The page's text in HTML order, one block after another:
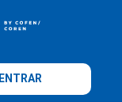
ENTRAR